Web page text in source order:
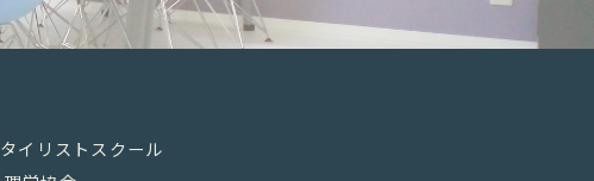
イリストスクール